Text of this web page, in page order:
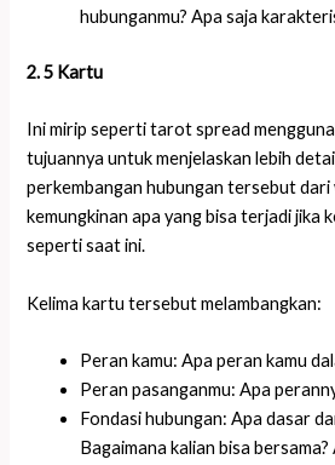
hubunganmu? Apa saja
2. 5 Kartu
Ini mirip seperti tarot spread
tujuannya untuk menjelaskan lebih
perkembangan hubungan tersebut dari
kemungkinan apa yang bisa terjadi jika
seperti saat ini.
Kelima kartu tersebut melambangkan:
Peran kamu: Apa peran kamu
Peran pasanganmu: Apa
Fondasi hubungan: Apa dasar
Bagaimana kalian bisa bersama?